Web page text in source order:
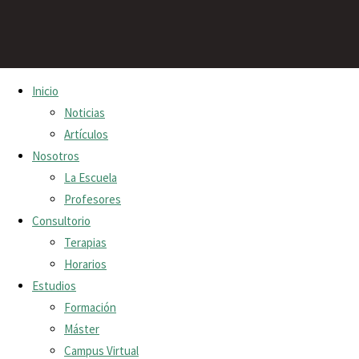
Inicio
Noticias
Artículos
Nosotros
La Escuela
Profesores
Consultorio
Terapias
Horarios
Estudios
Formación
Máster
Campus Virtual
Técnica de agitar o vibrar
Inicio
Técnica
vibrar
agitar o
Técnica de agitar o vibrar
Deja
una
respuesta
Tu
dirección
Sede
(0414)-2387122.
Consultas de MTC